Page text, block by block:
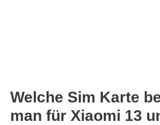
Welche Sim Karte
man für Xiaomi 13